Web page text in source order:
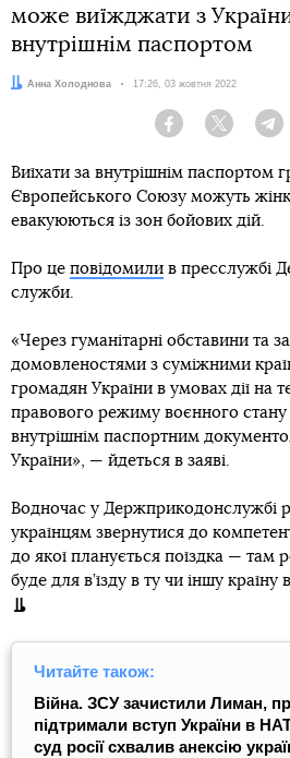
може виїжджати з
внутрішнім паспортом
Автор:
Анна Холоднова Дата:
17:26, 03 жовтня 2022
Facebook Twitter
Виїхати за внутрішнім паспортом
Європейського Союзу можуть
евакуюються із зон бойових дій.
Про це повідомили в пресслужбі
служби.
«Через гуманітарні обставини та
домовленостями з суміжними
громадян України в умовах дії на
правового режиму воєнного стану
внутрішнім паспортним
України», — йдеться в заяві.
Водночас у Держприкодонслужбі
українцям звернутися до
до якої планується поїздка — там
буде для в’їзду в ту чи іншу
Читайте також:
Війна. ЗСУ зачистили Лиман,
підтримали вступ України в
суд росії схвалив анексію